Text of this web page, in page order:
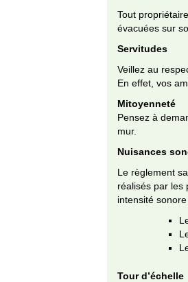
Tout
évacuées sur
Servitudes
Veillez au
En effet, vos
Mitoyenneté
Pensez à
mur.
Nuisances
Le règlement
réalisés par les
intensité
Tour d’échelle